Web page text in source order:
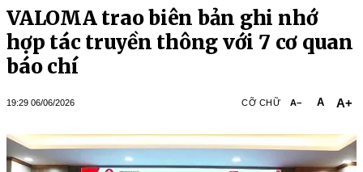
VALOMA trao biên bản ghi nhớ
hợp tác truyền thông với 7 cơ quan
báo chí
19:29 06/06/2026 CỠ CHỮ A− A A+